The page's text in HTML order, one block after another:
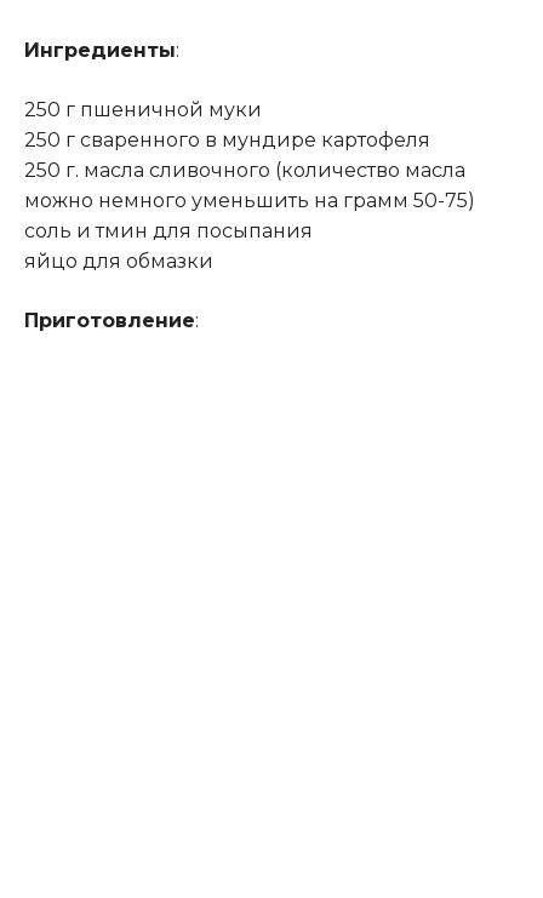
Ингредиенты:
250 г пшеничной муки
250 г сваренного в мундире картофеля
250 г. масла сливочного (количество масла
можно немного уменьшить на грамм 50-75)
соль и тмин для посыпания
яйцо для обмазки
Приготовление: